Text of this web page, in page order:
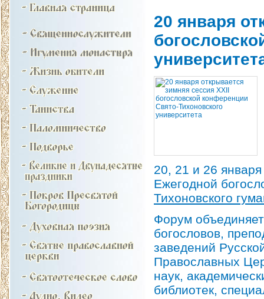
20 января
20, 21 и 26
Ежегодной
Тихоновского
Форум
богословов,
заведений
Православных
наук,
библиотек,